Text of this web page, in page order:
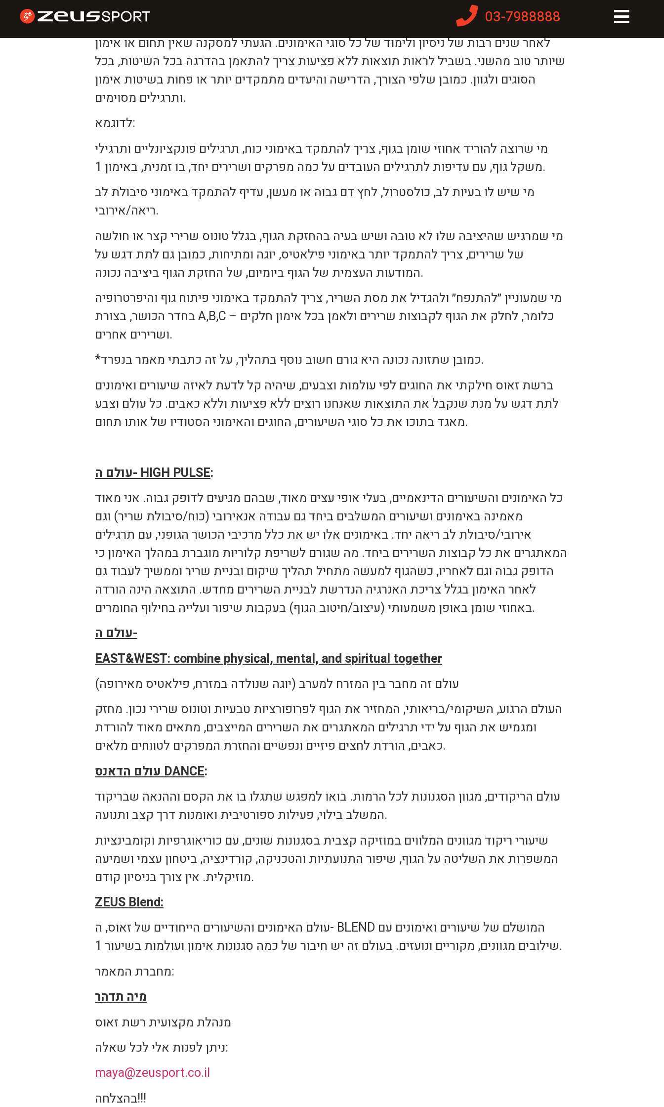
03-7988888 חלוקת אימוני ושיעורי הסטודיו ברשת זאוס
לאחר שנים רבות של ניסיון ולימוד של כל סוגי האימונים. הגעתי למסקנה שאין תחום או אימון
שיותר טוב מהשני. בשביל לראות תוצאות ללא פציעות צריך להתאמן בהדרגה בכל השיטות, בכל
הסוגים ולגוון. כמובן שלפי הצורך, הדרישה והיעדים מתמקדים יותר או פחות בשיטות אימון
ותרגילים מסוימים.
לדוגמא:
מי שרוצה להוריד אחוזי שומן בגוף, צריך להתמקד באימוני כוח, תרגילים פונקציונליים ותרגילי
משקל גוף, עם עדיפות לתרגילים העובדים על כמה מפרקים ושרירים יחד, בו זמנית, באימון 1.
מי שיש לו בעיות לב, כולסטרול, לחץ דם גבוה או מעשן, עדיף להתמקד באימוני סיבולת לב
ריאה/אירובי.
מי שמרגיש שהיציבה שלו לא טובה ושיש בעיה בהחזקת הגוף, בגלל טונוס שרירי קצר או חולשה
של שרירים, צריך להתמקד יותר באימוני פילאטיס, יוגה ומתיחות, כמובן גם לתת דגש על
המודעות העצמית של הגוף ביומיום, של החזקת הגוף ביציבה נכונה.
מי שמעוניין ״להתנפח״ ולהגדיל את מסת השריר, צריך להתמקד באימוני פיתוח גוף והיפרטרופיה
בחדר הכושר, בצורת A,B,C – כלומר, לחלק את הגוף לקבוצות שרירים ולאמן בכל אימון חלקים
ושרירים אחרים.
*כמובן שתזונה נכונה היא גורם חשוב נוסף בתהליך, על זה כתבתי מאמר בנפרד.
ברשת זאוס חילקתי את החוגים לפי עולמות וצבעים, שיהיה קל לדעת לאיזה שיעורים ואימונים
לתת דגש על מנת שנקבל את התוצאות שאנחנו רוצים ללא פציעות וללא כאבים. כל עולם וצבע
מאגד בתוכו את כל סוגי השיעורים, החוגים והאימוני הסטודיו של אותו תחום.
עולם ה-HIGH PULSE:
כל האימונים והשיעורים הדינאמיים, בעלי אופי עצים מאוד, שבהם מגיעים לדופק גבוה. אני מאוד
מאמינה באימונים ושיעורים המשלבים ביחד גם עבודה אנאירובי (כוח/סיבולת שריר) וגם
אירובי/סיבולת לב ריאה יחד. באימונים אלו יש את כלל מרכיבי הכושר הגופני, עם תרגילים
המאתגרים את כל קבוצות השרירים ביחד. מה שגורם לשריפת קלוריות מוגברת במהלך האימון כי
הדופק גבוה וגם לאחריו, כשהגוף למעשה מתחיל תהליך שיקום ובניית שריר וממשיך לעבוד גם
לאחר האימון בגלל צריכת האנרגיה הנדרשת לבניית השרירים מחדש. התוצאה הינה הורדה
באחוזי שומן באופן משמעותי (עיצוב/חיטוב הגוף) בעקבות שיפור ועלייה בחילוף החומרים.
עולם ה-
EAST&WEST: combine physical, mental, and spiritual together
עולם זה מחבר בין המזרח למערב (יוגה שנולדה במזרח, פילאטיס מאירופה)
העולם הרגוע, השיקומי/בריאותי, המחזיר את הגוף לפרופורציות טבעיות וטונוס שרירי נכון. מחזק
ומגמיש את הגוף על ידי תרגילים המאתגרים את השרירים המייצבים, מתאים מאוד להורדת
כאבים, הורדת לחצים פיזיים ונפשיים והחזרת המפרקים לטווחים מלאים.
עולם הדאנסDANCE:
עולם הריקודים, מגוון הסגנונות לכל הרמות. בואו למפגש שתגלו בו את הקסם וההנאה שבריקוד
המשלב בילוי, פעילות ספורטיבית ואומנות דרך קצב ותנועה.
שיעורי ריקוד מגוונים המלווים במוזיקה קצבית בסגנונות שונים, עם כוריאוגרפיות וקומבינציות
המשפרות את השליטה על הגוף, שיפור התנועתיות והטכניקה, קורדינציה, ביטחון עצמי ושמיעה
מוזיקלית. אין צורך בניסיון קודם.
ZEUS Blend:
עולם האימונים והשיעורים הייחודיים של זאוס, ה- BLEND המושלם של שיעורים ואימונים עם
שילובים מגוונים, מקוריים ונועזים. בעולם זה יש חיבור של כמה סגנונות אימון ועולמות בשיעור 1.
מחברת המאמר:
מיה תדהר
מנהלת מקצועית רשת זאוס
ניתן לפנות אלי לכל שאלה:
maya@zeusport.co.il
בהצלחה!!!